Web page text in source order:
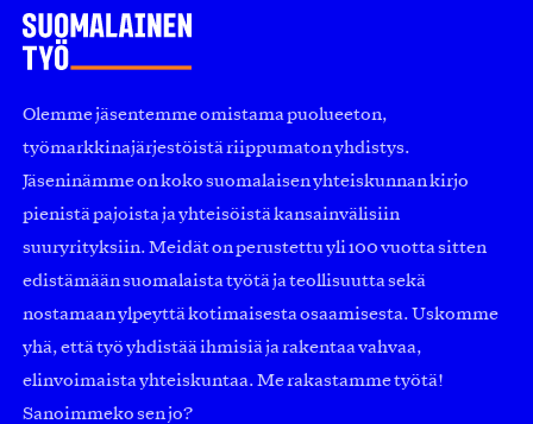
Olemme jäsentemme omistama puolueeton,
työmarkkinajärjestöistä riippumaton yhdistys.
Jäseninämme on koko suomalaisen yhteiskunnan kirjo
pienistä pajoista ja yhteisöistä kansainvälisiin
suuryrityksiin. Meidät on perustettu yli 100 vuotta sitten
edistämään suomalaista työtä ja teollisuutta sekä
nostamaan ylpeyttä kotimaisesta osaamisesta. Uskomme
yhä, että työ yhdistää ihmisiä ja rakentaa vahvaa,
elinvoimaista yhteiskuntaa. Me rakastamme työtä!
Sanoimmeko sen jo?